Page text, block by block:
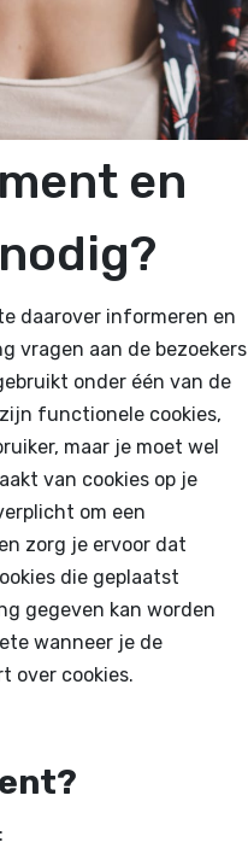
en
daarover informeren en
vragen aan de bezoekers
onder één van de
functionele cookies,
maar je moet wel
van cookies op je
om een
zorg je ervoor dat
die geplaatst
gegeven kan worden
wanneer je de
over cookies.